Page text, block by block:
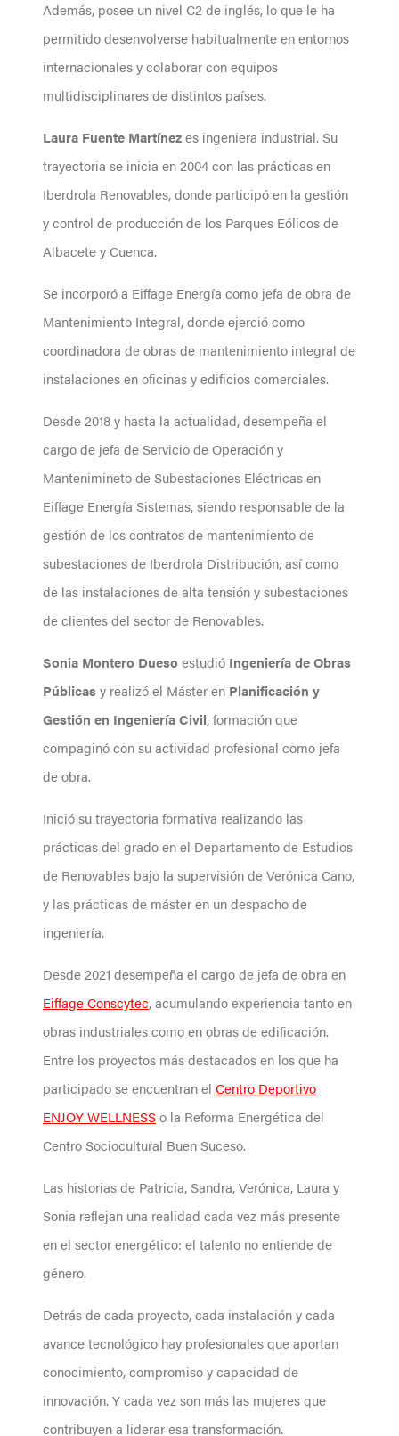
Además, posee un nivel C2 de inglés, lo que le ha
permitido desenvolverse habitualmente en entornos
internacionales y colaborar con equipos
multidisciplinares de distintos países.
Laura Fuente Martínezes ingeniera industrial. Su
trayectoria se inicia en 2004 con las prácticas en
Iberdrola Renovables, donde participó en la gestión
y control de producción de los Parques Eólicos de
Albacete y Cuenca.
Se incorporó a Eiffage Energía como jefa de obra de
Mantenimiento Integral, donde ejerció como
coordinadora de obras de mantenimiento integral de
instalaciones en oficinas y edificios comerciales.
Desde 2018 y hasta la actualidad, desempeña el
cargo de jefa de Servicio de Operación y
Mantenimineto de Subestaciones Eléctricas en
Eiffage Energía Sistemas, siendo responsable de la
gestión de los contratos de mantenimiento de
subestaciones de Iberdrola Distribución, así como
de las instalaciones de alta tensión y subestaciones
de clientes del sector de Renovables.
Sonia Montero Dueso estudió Ingeniería de Obras
Públicasy realizó el Máster en Planificación y
Gestión en Ingeniería Civil, formación que
compaginó con su actividad profesional como jefa
de obra.
Inició su trayectoria formativa realizando las
prácticas del grado en el Departamento de Estudios
de Renovables bajo la supervisión de Verónica Cano,
y las prácticas de máster en un despacho de
ingeniería.
Desde 2021 desempeña el cargo de jefa de obra en
Eiffage Conscytec, acumulando experiencia tanto en
obras industriales como en obras de edificación.
Entre los proyectos más destacados en los que ha
participado se encuentran el Centro Deportivo
ENJOY WELLNESSo la Reforma Energética del
Centro Sociocultural Buen Suceso.
Las historias de Patricia, Sandra, Verónica, Laura y
Sonia reflejan una realidad cada vez más presente
en el sector energético: el talento no entiende de
género.
Detrás de cada proyecto, cada instalación y cada
avance tecnológico hay profesionales que aportan
conocimiento, compromiso y capacidad de
innovación. Y cada vez son más las mujeres que
contribuyen a liderar esa transformación.